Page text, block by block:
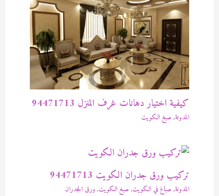
كيفية اختيار دهانات غرف المنزل 94471713
المدونة, صبغ الكويت
تركيب ورق جدران الكويت 94471713
المدونة, صباغ في الكويت, صبغ الكويت, ورق الجدران